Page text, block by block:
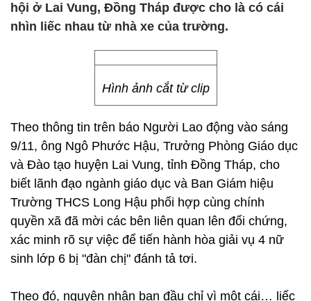
hội ở Lai Vung, Đồng Tháp được cho là có cái
nhìn liếc nhau từ nhà xe của trường.
Hình ảnh cắt từ clip
Theo thông tin trên báo Người Lao động vào sáng
9/11, ông Ngô Phước Hậu, Trưởng Phòng Giáo dục
và Đào tạo huyện Lai Vung, tỉnh Đồng Tháp, cho
biết lãnh đạo ngành giáo dục và Ban Giám hiệu
Trường THCS Long Hậu phối hợp cùng chính
quyền xã đã mời các bên liên quan lên đối chứng,
xác minh rõ sự việc để tiến hành hòa giải vụ 4 nữ
sinh lớp 6 bị "đàn chị" đánh tả tơi.
Theo đó, nguyên nhân ban đầu chỉ vì một cái… liếc